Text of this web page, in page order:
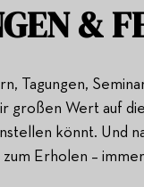
&
Tagungen,
großen Wert auf
könnt. Und
Erholen –